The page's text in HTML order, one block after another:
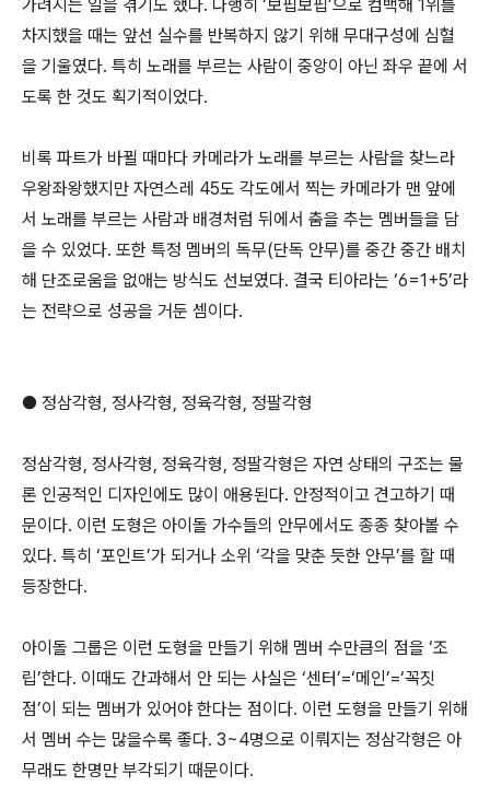
가려지는 일을 겪기도 했다. 다행히 ‘보핍보핍’으로 컴백해 1위를
차지했을 때는 앞선 실수를 반복하지 않기 위해 무대구성에 심혈
을 기울였다. 특히 노래를 부르는 사람이 중앙이 아닌 좌우 끝에 서
도록 한 것도 획기적이었다.
비록 파트가 바뀔 때마다 카메라가 노래를 부르는 사람을 찾느라
우왕좌왕했지만 자연스레 45도 각도에서 찍는 카메라가 맨 앞에
서 노래를 부르는 사람과 배경처럼 뒤에서 춤을 추는 멤버들을 담
을 수 있었다. 또한 특정 멤버의 독무(단독 안무)를 중간 중간 배치
해 단조로움을 없애는 방식도 선보였다. 결국 티아라는 ‘6=1+5’라
는 전략으로 성공을 거둔 셈이다.
● 정삼각형, 정사각형, 정육각형, 정팔각형
정삼각형, 정사각형, 정육각형, 정팔각형은 자연 상태의 구조는 물
론 인공적인 디자인에도 많이 애용된다. 안정적이고 견고하기 때
문이다. 이런 도형은 아이돌 가수들의 안무에서도 종종 찾아볼 수
있다. 특히 ‘포인트’가 되거나 소위 ‘각을 맞춘 듯한 안무’를 할 때
등장한다.
아이돌 그룹은 이런 도형을 만들기 위해 멤버 수만큼의 점을 ‘조
립’한다. 이때도 간과해서 안 되는 사실은 ‘센터’=‘메인’=‘꼭짓
점’이 되는 멤버가 있어야 한다는 점이다. 이런 도형을 만들기 위해
서 멤버 수는 많을수록 좋다. 3~4명으로 이뤄지는 정삼각형은 아
무래도 한명만 부각되기 때문이다.